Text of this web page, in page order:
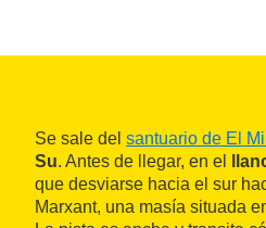
Se sale del santuario de El
Su. Antes de llegar, en el
que desviarse hacia el sur
Marxant, una masía situada